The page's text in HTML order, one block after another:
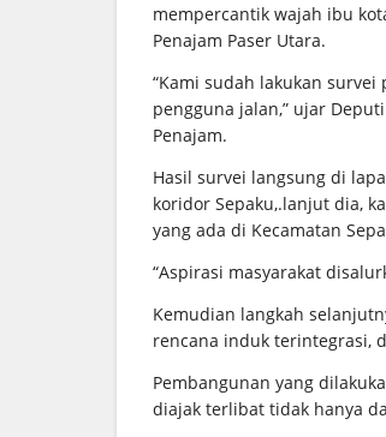
mempercantik wajah ibu
Penajam Paser Utara.
“Kami sudah lakukan
pengguna jalan,” ujar
Penajam.
Hasil survei langsung di
koridor Sepaku,.lanjut dia,
yang ada di Kecamatan
“Aspirasi masyarakat
Kemudian langkah
rencana induk terintegrasi,
Pembangunan yang
diajak terlibat tidak hanya